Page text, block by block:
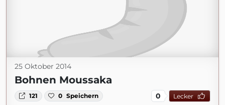
25 Oktober 2014
Bohnen Moussaka
121 0 Speichern 0 Lecker